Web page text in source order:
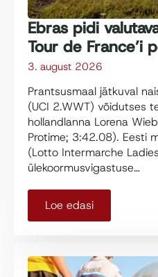
Ebras pidi
Tour de France’i
3. august 2026
Prantsusmaal jätkuval
(UCI 2.WWT) võidutses
hollandlanna Lorena
Protime; 3:42.08). Eesti
(Lotto Intermarche
ülekoormusvigastuse…
Loe edasi